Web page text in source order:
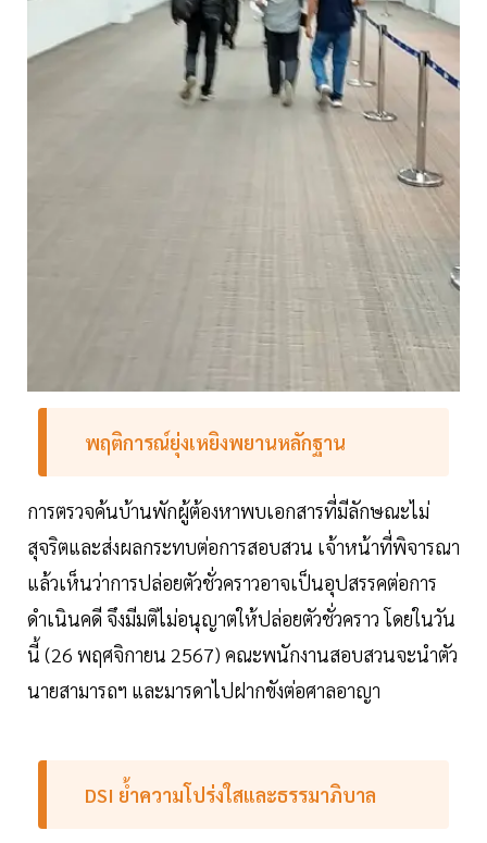
พฤติการณ์ยุ่งเหยิงพยานหลักฐาน
การตรวจค้นบ้านพักผู้ต้องหาพบเอกสารที่มีลักษณะไม่
สุจริตและส่งผลกระทบต่อการสอบสวน เจ้าหน้าที่พิจารณา
แล้วเห็นว่าการปล่อยตัวชั่วคราวอาจเป็นอุปสรรคต่อการ
ดำเนินคดี จึงมีมติไม่อนุญาตให้ปล่อยตัวชั่วคราว โดยในวัน
นี้ (26 พฤศจิกายน 2567) คณะพนักงานสอบสวนจะนำตัว
นายสามารถฯ และมารดาไปฝากขังต่อศาลอาญา
DSI ย้ำความโปร่งใสและธรรมาภิบาล